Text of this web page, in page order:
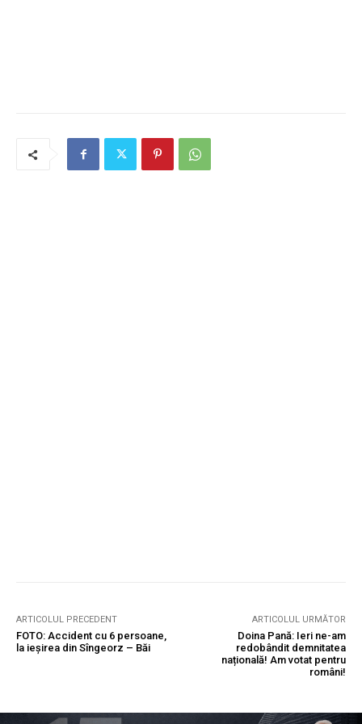
ARTICOLUL PRECEDENT
FOTO: Accident cu 6 persoane,
la ieșirea din Sîngeorz – Băi
ARTICOLUL URMĂTOR
Doina Pană: Ieri ne-am
redobândit demnitatea
națională! Am votat pentru
români!